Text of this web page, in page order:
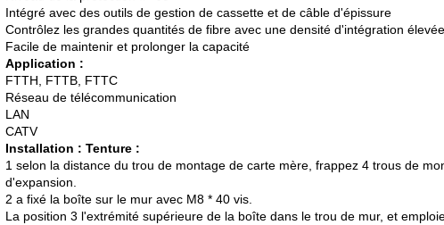
Intégré avec des outils de gestion de cassette et de câble d'épissure
Contrôlez les grandes quantités de fibre avec une densité d'intégration élevée
Facile de maintenir et prolonger la capacité
Application :
FTTH, FTTB, FTTC
Réseau de télécommunication
LAN
CATV
Installation : Tenture :
1 selon la distance du trou de montage de carte mère, frappez 4 trous de
d'expansion.
2 a fixé la boîte sur le mur avec M8 * 40 vis.
La position 3 l'extrémité supérieure de la boîte dans le trou de mur, et